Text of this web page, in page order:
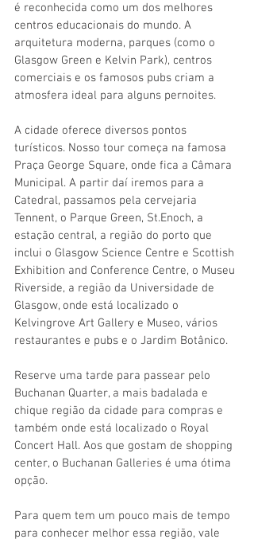
é reconhecida como um dos melhores
centros educacionais do mundo. A
arquitetura moderna, parques (como o
Glasgow Green e Kelvin Park), centros
comerciais e os famosos pubs criam a
atmosfera ideal para alguns pernoites.
A cidade oferece diversos pontos
turísticos. Nosso tour começa na famosa
Praça George Square, onde fica a Câmara
Municipal. A partir daí iremos para a
Catedral, passamos pela cervejaria
Tennent, o Parque Green, St.Enoch, a
estação central, a região do porto que
inclui o Glasgow Science Centre e Scottish
Exhibition and Conference Centre, o Museu
Riverside, a região da Universidade de
Glasgow, onde está localizado o
Kelvingrove Art Gallery e Museo, vários
restaurantes e pubs e o Jardim Botânico.
Reserve uma tarde para passear pelo
Buchanan Quarter, a mais badalada e
chique região da cidade para compras e
também onde está localizado o Royal
Concert Hall. Aos que gostam de shopping
center, o Buchanan Galleries é uma ótima
opção.
Para quem tem um pouco mais de tempo
para conhecer melhor essa região, vale